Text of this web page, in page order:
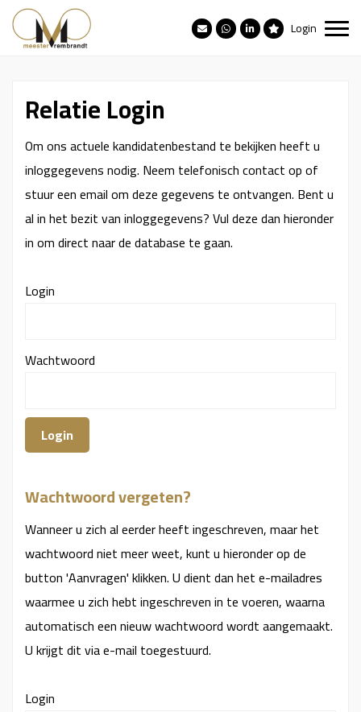
Login
Relatie Login
Om ons actuele kandidatenbestand te bekijken heeft u
inloggegevens nodig. Neem telefonisch contact op of
stuur een email om deze gegevens te ontvangen. Bent u
al in het bezit van inloggegevens? Vul deze dan hieronder
in om direct naar de database te gaan.
Login
Wachtwoord
Wachtwoord vergeten?
Wanneer u zich al eerder heeft ingeschreven, maar het
wachtwoord niet meer weet, kunt u hieronder op de
button 'Aanvragen' klikken. U dient dan het e-mailadres
waarmee u zich hebt ingeschreven in te voeren, waarna
automatisch een nieuw wachtwoord wordt aangemaakt.
U krijgt dit via e-mail toegestuurd.
Login